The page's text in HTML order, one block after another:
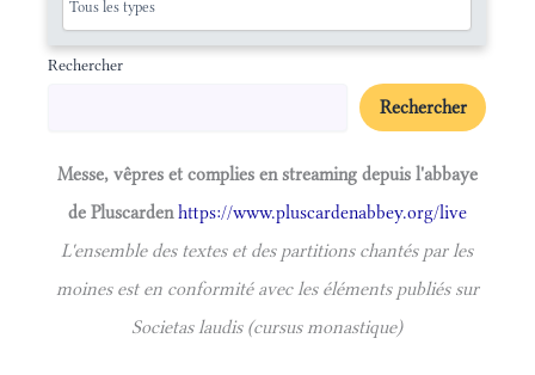
Rechercher
Rechercher
Messe, vêpres et complies en streaming depuis l'abbaye
de Pluscardenhttps://www.pluscardenabbey.org/live
L'ensemble des textes et des partitions chantés par les
moines est en conformité avec les éléments publiés sur
Societas laudis (cursus monastique)